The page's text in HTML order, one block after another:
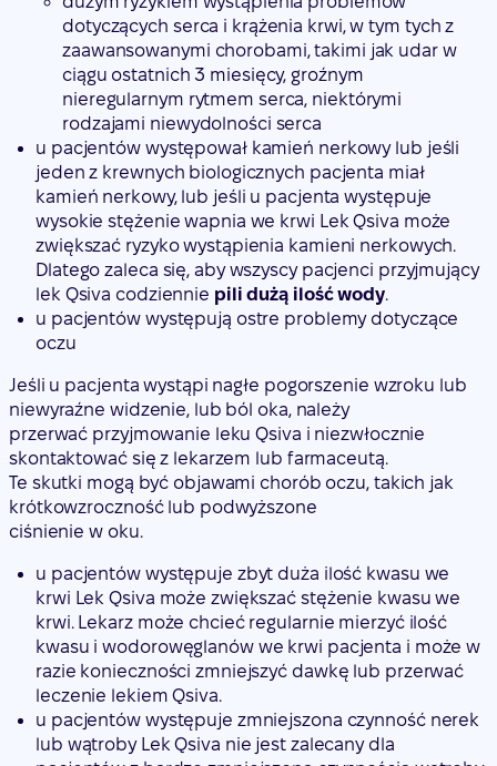
dotyczących serca i krążenia krwi, w tym tych z
zaawansowanymi chorobami, takimi jak udar w
ciągu ostatnich 3 miesięcy, groźnym
nieregularnym rytmem serca, niektórymi
rodzajami niewydolności serca
u pacjentów występował kamień nerkowy lub jeśli
jeden z krewnych biologicznych pacjenta miał
kamień nerkowy, lub jeśli u pacjenta występuje
wysokie stężenie wapnia we krwi Lek Qsiva może
zwiększać ryzyko wystąpienia kamieni nerkowych.
Dlatego zaleca się, aby wszyscy pacjenci przyjmujący
lek Qsiva codziennie pili dużą ilość wody.
u pacjentów występują ostre problemy dotyczące
oczu
Jeśli u pacjenta wystąpi nagłe pogorszenie wzroku lub
niewyraźne widzenie, lub ból oka, należy
przerwać przyjmowanie leku Qsiva i niezwłocznie
skontaktować się z lekarzem lub farmaceutą.
Te skutki mogą być objawami chorób oczu, takich jak
krótkowzroczność lub podwyższone
ciśnienie w oku.
u pacjentów występuje zbyt duża ilość kwasu we
krwi Lek Qsiva może zwiększać stężenie kwasu we
krwi. Lekarz może chcieć regularnie mierzyć ilość
kwasu i wodorowęglanów we krwi pacjenta i może w
razie konieczności zmniejszyć dawkę lub przerwać
leczenie lekiem Qsiva.
u pacjentów występuje zmniejszona czynność nerek
lub wątroby Lek Qsiva nie jest zalecany dla